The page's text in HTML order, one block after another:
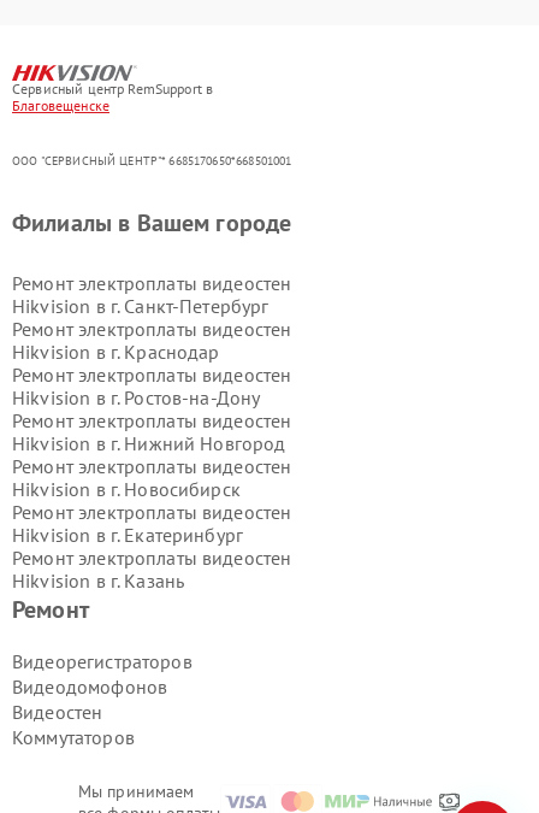
Сервисный центр RemSupport в
Благовещенске
ООО "СЕРВИСНЫЙ ЦЕНТР"* 6685170650*668501001
Мы принимаем
Ремонт
Видеорегистраторов
Видеодомофонов
Видеостен
Коммутаторов
Филиалы в Вашем городе
Ремонт электроплаты видеостен
Hikvision в г. Санкт-Петербург
Ремонт электроплаты видеостен
Hikvision в г. Краснодар
Ремонт электроплаты видеостен
Hikvision в г. Ростов-на-Дону
Ремонт электроплаты видеостен
Hikvision в г. Нижний Новгород
Ремонт электроплаты видеостен
Hikvision в г. Новосибирск
Ремонт электроплаты видеостен
Hikvision в г. Екатеринбург
Ремонт электроплаты видеостен
Hikvision в г. Казань
Ремонт электроплаты видеостен
Ремонт электроплаты видеостен
Hikvision в г.Волгоград
Ремонт электроплаты видеостен
Hikvision в г.
Ремонт электроплаты видеостен
Ремонт электроплаты видеостен